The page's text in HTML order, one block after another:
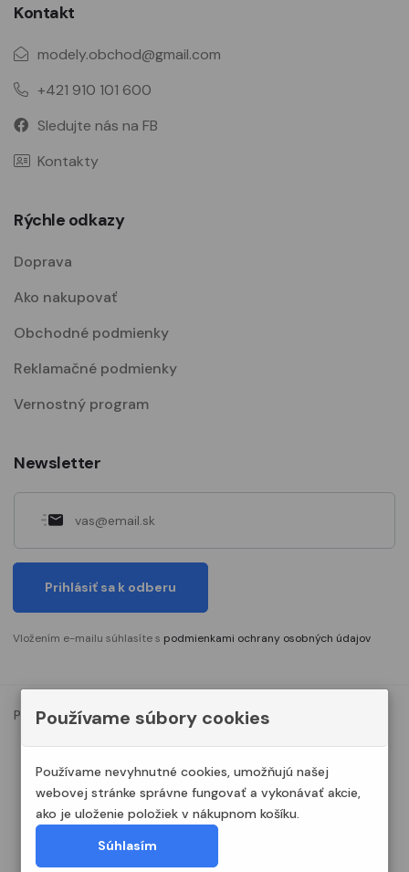
Kontakt
modely.obchod@gmail.com
+421 910 101 600
Sledujte nás na FB
Kontakty
Rýchle odkazy
Doprava
Ako nakupovať
Obchodné podmienky
Reklamačné podmienky
Vernostný program
Newsletter
Prihlásiť sa k odberu
Vložením e-mailu súhlasíte s podmienkami ochrany osobných údajov
Podmienky ochrany osobných údajov Nastavenia cookies
Používame súbory cookies
Používame nevyhnutné cookies, umožňujú našej
webovej stránke správne fungovať a vykonávať akcie,
ako je uloženie položiek v nákupnom košíku.
Súhlasím
© 2023. Všetky práva vyhradené Modelshop.sk